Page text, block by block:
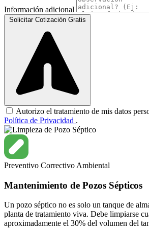
Información adicional
Solicitar Cotización Gratis
Autorizo el tratamiento de mis datos
Política de Privacidad .
Preventivo Correctivo Ambiental
Mantenimiento de Pozos Sépticos
Un pozo séptico no es solo un tanque de
planta de tratamiento viva. Debe limpiarse
aproximadamente el 30% del volumen del